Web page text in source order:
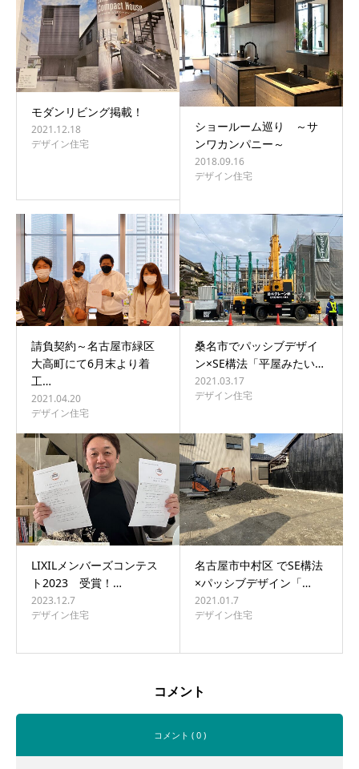
モダンリビング掲載！
2021.12.18
デザイン住宅
ショールーム巡り ～サ
ンワカンパニー～
2018.09.16
デザイン住宅
請負契約～名古屋市緑区
大高町にて6月末より着
工…
2021.04.20
デザイン住宅
桑名市でパッシブデザイ
ン×SE構法「平屋みたい…
2021.03.17
デザイン住宅
LIXILメンバーズコンテス
ト2023 受賞！…
2023.12.7
デザイン住宅
名古屋市中村区 でSE構法
×パッシブデザイン「…
2021.01.7
デザイン住宅
コメント
コメント ( 0 )